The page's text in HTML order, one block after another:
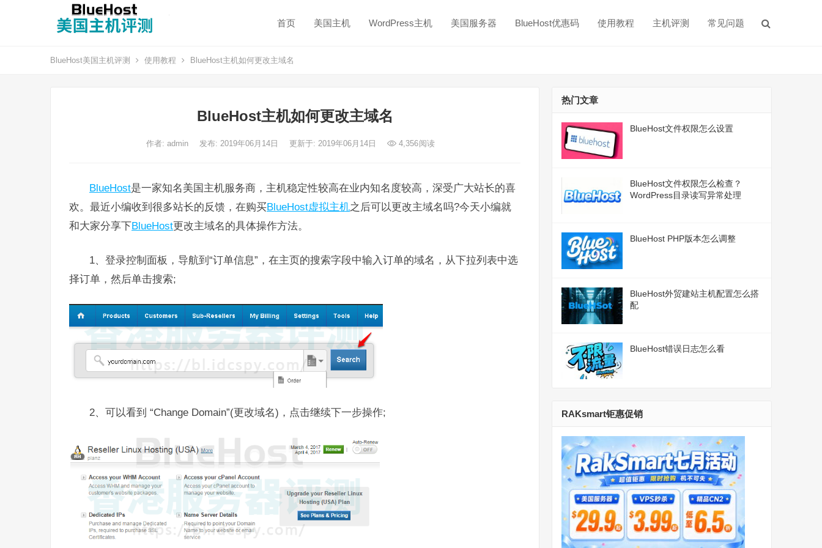
首页 美国主机 WordPress主机 美国服务器 BlueHost优惠码 使用教程 主机评测 常见问题
BlueHost美国主机评测 使用教程 BlueHost主机如何更改主域名
BlueHost主机如何更改主域名
作者: admin 发布: 2019年06月14日 更新于: 2019年06月14日 4,356阅读
BlueHost是一家知名美国主机服务商，主机稳定性较高在业内知名度较高，深受广大站长的喜
欢。最近小编收到很多站长的反馈，在购买BlueHost虚拟主机之后可以更改主域名吗?今天小编就
和大家分享下BlueHost更改主域名的具体操作方法。
1、登录控制面板，导航到“订单信息”，在主页的搜索字段中输入订单的域名，从下拉列表中选
择订单，然后单击搜索;
2、可以看到 “Change Domain”(更改域名)，点击继续下一步操作;
热门文章
BlueHost文件权限怎么设置
BlueHost文件权限怎么检查？
WordPress目录读写异常处理
BlueHost PHP版本怎么调整
BlueHost外贸建站主机配置怎么搭
配
BlueHost错误日志怎么看
RAKsmart钜惠促销